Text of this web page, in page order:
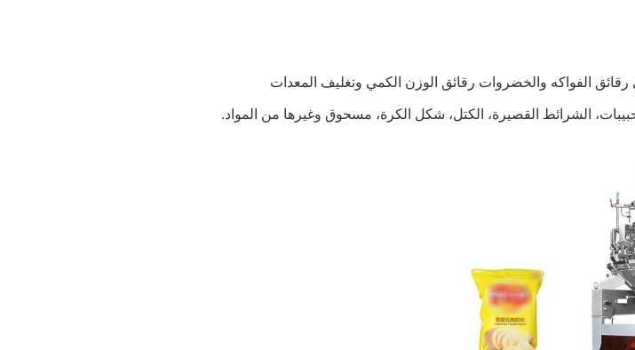
رقائق الفواكه والخضروات رقائق الوزن الكمي وتغليف المعدات
الشرائط القصيرة، الكتل، شكل الكرة، مسحوق وغيرها من المواد.